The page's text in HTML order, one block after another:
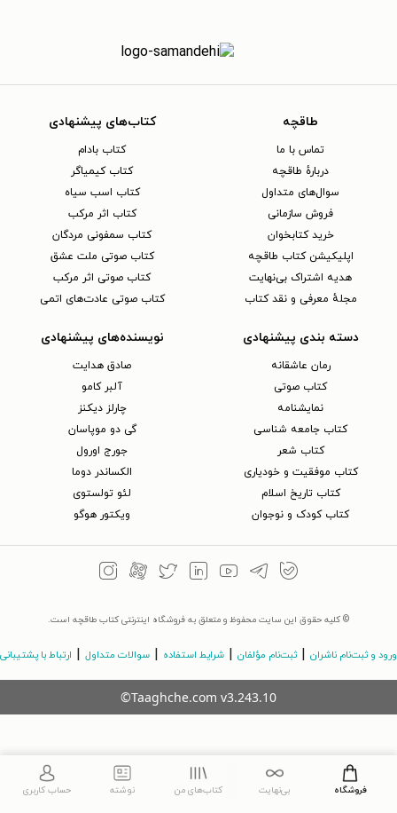
طاقچه
تماس با ما
دربارهٔ طاقچه
سوال‌های متداول
فروش سازمانی
خرید کتابخوان
اپلیکیشن کتاب طاقچه
هدیه اشتراک بی‌نهایت
مجلهٔ معرفی و نقد کتاب
کتاب‌های پیشنهادی
کتاب بادام
کتاب کیمیاگر
کتاب اسب سیاه
کتاب اثر مرکب
کتاب سمفونی مردگان
کتاب صوتی ملت عشق
کتاب صوتی اثر مرکب
کتاب صوتی عادت‌های اتمی
دسته بندی پیشنهادی
رمان عاشقانه
کتاب‌ صوتی
نمایشنامه
کتاب جامعه شناسی
کتاب شعر
کتاب موفقیت و خودیاری
کتاب تاریخ اسلام
کتاب کودک و نوجوان
نویسنده‌های پیشنهادی
صادق هدایت
آلبر کامو
چارلز دیکنز
گی دو موپاسان
جورج اورول
الکساندر دوما
لئو تولستوی
ویکتور هوگو
© کلیه حقوق این سایت محفوظ و متعلق به فروشگاه اینترنتی کتاب طاقچه است.
ورود و ثبت‌نام ناشران ثبت‌نام مؤلفان شرایط استفاده سوالات متداول ارتباط با پشتیبانی
©Taaghche.com v3.243.10
فروشگاه بی‌نهایت کتاب‌های من نوشته حساب کاربری